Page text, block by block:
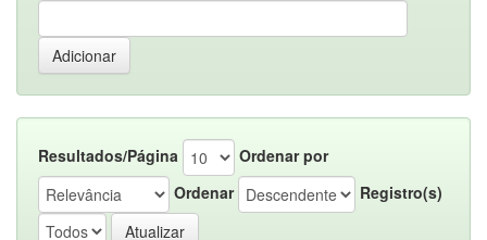
Resultados/Página
Ordenar por
Ordenar
Registro(s)